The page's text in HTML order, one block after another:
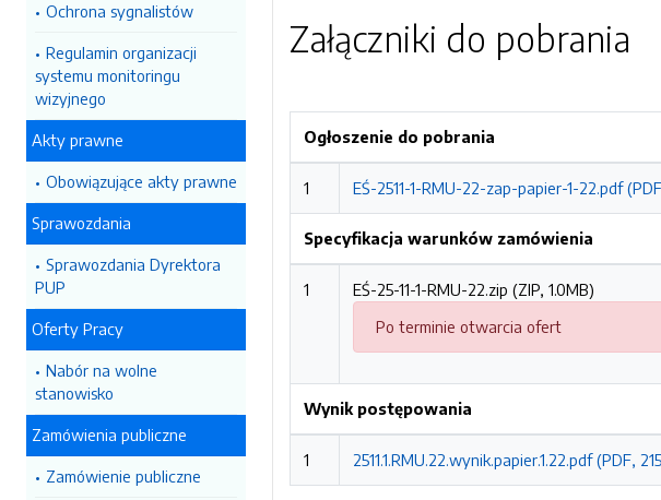
Ochrona sygnalistów
Regulamin organizacji
systemu monitoringu
wizyjnego
Akty prawne
Obowiązujące akty prawne
Sprawozdania
Sprawozdania Dyrektora
PUP
Oferty Pracy
Nabór na wolne
stanowisko
Zamówienia publiczne
Zamówienie publiczne
Załączniki do pobrania
Ogłoszenie do pobrania
1 EŚ-2511-1-RMU-22-zap-papier-1-22.pdf
Specyfikacja warunków zamówienia
1
EŚ-25-11-1-RMU-22.zip (ZIP, 1.0MB)
Po terminie otwarcia ofert
Wynik postępowania
1 2511.1.RMU.22.wynik.papier.1.22.pdf (PDF,